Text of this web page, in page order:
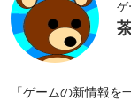
ゲ
「ゲームの新情報を